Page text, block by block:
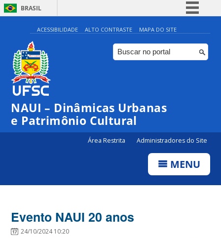
BRASIL
Simplifique!
Comunica BR
Participe
Canais
ACESSIBILIDADE ALTO CONTRASTE MAPA DO SITE
NAUI – Dinâmicas Urbanas
e Patrimônio Cultural
Área Restrita Administradores do Site
MENU
Evento NAUI 20 anos
24/10/2024 10:20